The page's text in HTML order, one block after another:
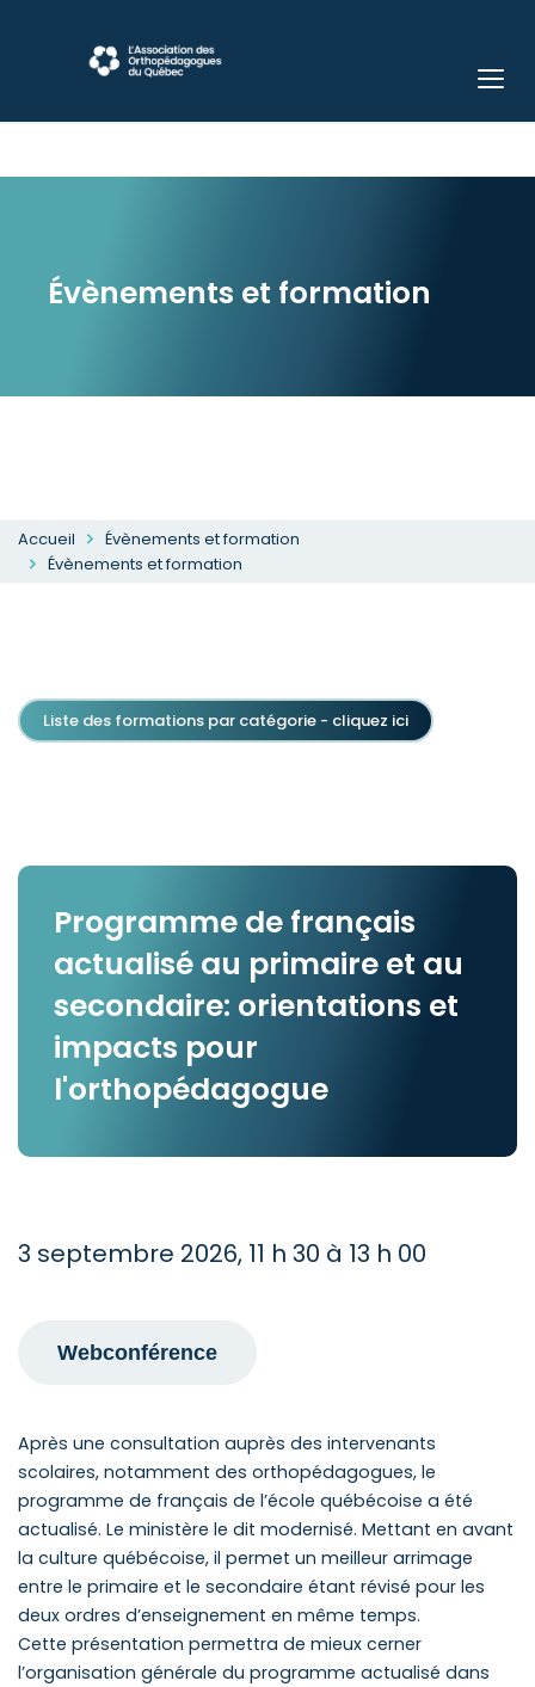
Évènements et formation
Accueil
Évènements et formation
Évènements et formation
Liste des formations par catégorie - cliquez ici
Programme de français
actualisé au primaire et au
secondaire: orientations et
impacts pour
l'orthopédagogue
3 septembre 2026, 11 h 30 à 13 h 00
Webconférence
Après une consultation auprès des intervenants
scolaires, notamment des orthopédagogues, le
programme de français de l’école québécoise a été
actualisé. Le ministère le dit modernisé. Mettant en avant
la culture québécoise, il permet un meilleur arrimage
entre le primaire et le secondaire étant révisé pour les
deux ordres d’enseignement en même temps.
Cette présentation permettra de mieux cerner
l’organisation générale du programme actualisé dans